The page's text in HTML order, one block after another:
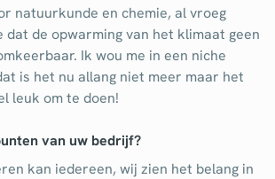
natuurkunde en chemie, al vroeg
dat de opwarming van het klimaat geen
Ik wou me in een niche
is het nu allang niet meer maar het
leuk om te doen!
van uw bedrijf?
kan iedereen, wij zien het belang in